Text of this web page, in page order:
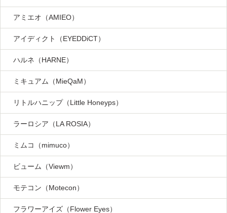
アミエオ（AMIEO）
アイディクト（EYEDDiCT）
ハルネ（HARNE）
ミキュアム（MieQaM）
リトルハニップ（Little Honeyps）
ラーロシア（LA ROSIA）
ミムコ（mimuco）
ビューム（Viewm）
モテコン（Motecon）
フラワーアイズ（Flower Eyes）